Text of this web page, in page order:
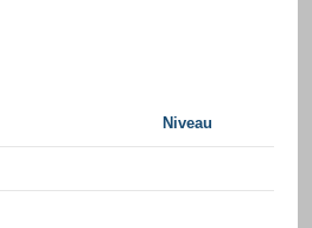
Niveau